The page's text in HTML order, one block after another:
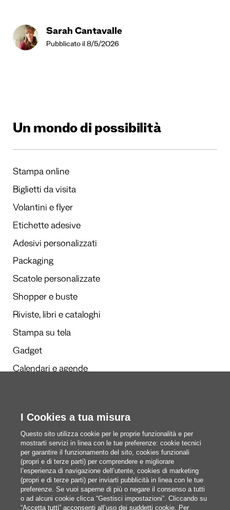
Sarah Cantavalle
Pubblicato il 8/5/2026
Un mondo di possibilità
Stampa online
Biglietti da visita
Volantini e flyer
Etichette adesive
Adesivi personalizzati
Packaging
Scatole personalizzate
Shopper e buste
Riviste, libri e cataloghi
Stampa su tela
Gadget
Calendari e agende
Redazione
Questi siamo noi
blog@pixartprinting.com
I Cookies a tua misura
Questo sito utilizza cookie per le proprie funzionalità e per
mostrarti servizi in linea con le tue preferenze: cookie tecnici
per garantire il funzionamento del sito, cookies funzionali
(propri e di terze parti) per comprendere e migliorare
l’esperienza di navigazione dell’utente, cookies di marketing
(propri e di terze parti) per inviarti pubblicità in linea con le tue
preferenze. Se vuoi saperne di più o negare il consenso a tutti
o ad alcuni cookie clicca “Gestisci impostazioni”. Cliccando su
“Accetta tutti” acconsenti all’uso dei suddetti cookie. Per